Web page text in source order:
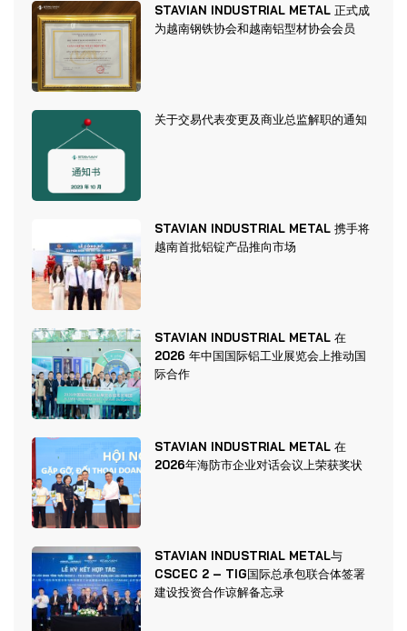
STAVIAN INDUSTRIAL METAL 正式成
为越南钢铁协会和越南铝型材协会会员
关于交易代表变更及商业总监解职的通知
STAVIAN INDUSTRIAL METAL 携手将
越南首批铝锭产品推向市场
STAVIAN INDUSTRIAL METAL 在
2026 年中国国际铝工业展览会上推动国
际合作
STAVIAN INDUSTRIAL METAL 在
2026年海防市企业对话会议上荣获奖状
STAVIAN INDUSTRIAL METAL与
CSCEC 2 – TIG国际总承包联合体签署
建设投资合作谅解备忘录